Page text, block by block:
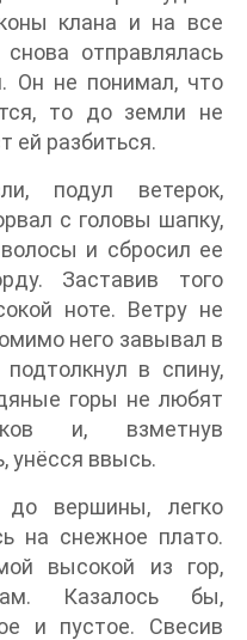
клана и на все
отправлялась
Он не понимал, что
то до земли не
ей разбиться.
подул ветерок,
с головы шапку,
и сбросил ее
Заставив того
ноте. Ветру не
него завывал в
в спину,
горы не любят
и, взметнув
унёсся ввысь.
вершины, легко
на снежное плато.
высокой из гор,
Казалось бы,
и пустое. Свесив